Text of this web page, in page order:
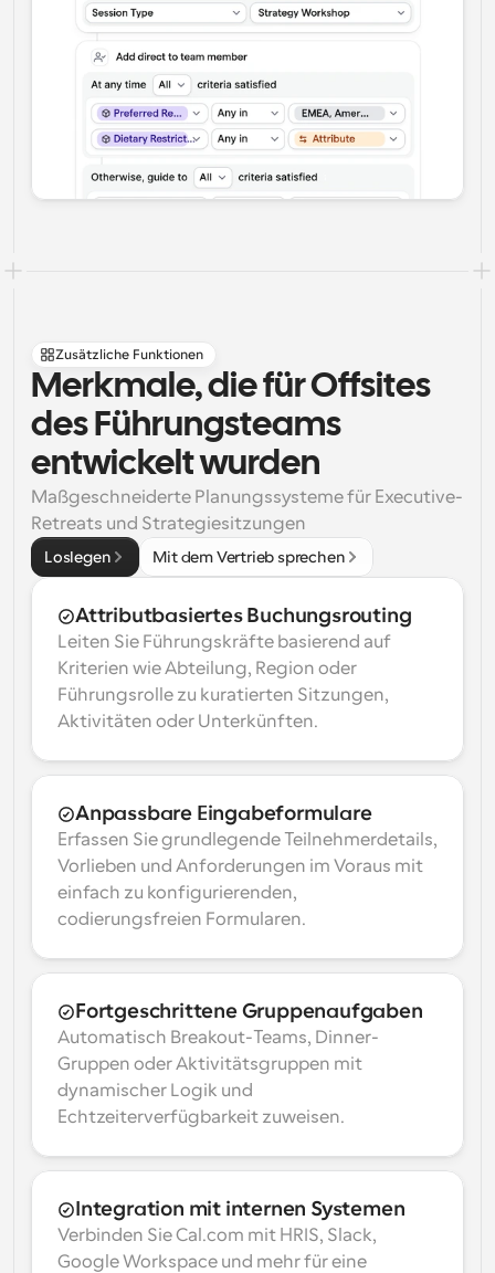
Zusätzliche Funktionen
Merkmale, die für Offsites
des Führungsteams
entwickelt wurden
Maßgeschneiderte Planungssysteme für Executive-
Retreats und Strategiesitzungen
Loslegen Mit dem Vertrieb sprechen
Attributbasiertes Buchungsrouting
Leiten Sie Führungskräfte basierend auf
Kriterien wie Abteilung, Region oder
Führungsrolle zu kuratierten Sitzungen,
Aktivitäten oder Unterkünften.
Anpassbare Eingabeformulare
Erfassen Sie grundlegende Teilnehmerdetails,
Vorlieben und Anforderungen im Voraus mit
einfach zu konfigurierenden,
codierungsfreien Formularen.
Fortgeschrittene Gruppenaufgaben
Automatisch Breakout-Teams, Dinner-
Gruppen oder Aktivitätsgruppen mit
dynamischer Logik und
Echtzeiterverfügbarkeit zuweisen.
Integration mit internen Systemen
Verbinden Sie Cal.com mit HRIS, Slack,
Google Workspace und mehr für eine